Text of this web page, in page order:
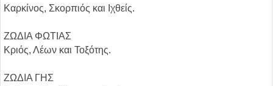
Καρκίνος, Σκορπιός και Ιχθείς.
ΖΩΔΙΑ ΦΩΤΙΑΣ
Κριός, Λέων και Τοξότης.
ΖΩΔΙΑ ΓΗΣ